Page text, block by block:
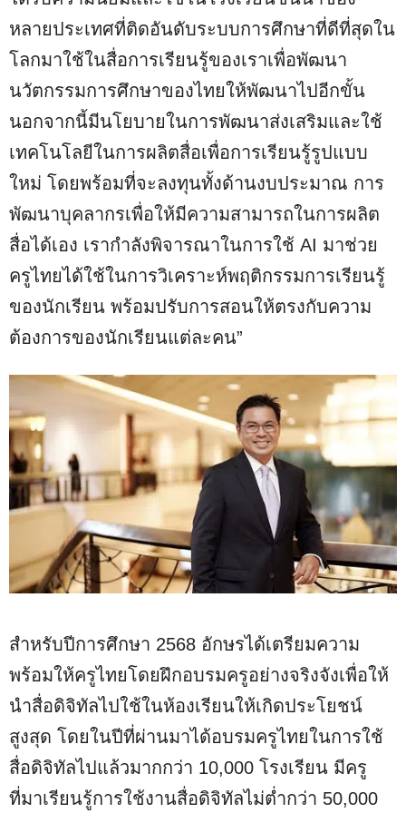
หลายประเทศที่ติดอันดับระบบการศึกษาที่ดีที่สุดใน
โลกมาใช้ในสื่อการเรียนรู้ของเราเพื่อพัฒนา
นวัตกรรมการศึกษาของไทยให้พัฒนาไปอีกขั้น
นอกจากนี้มีนโยบายในการพัฒนาส่งเสริมและใช้
เทคโนโลยีในการผลิตสื่อเพื่อการเรียนรู้รูปแบบ
ใหม่ โดยพร้อมที่จะลงทุนทั้งด้านงบประมาณ การ
พัฒนาบุคลากรเพื่อให้มีความสามารถในการผลิต
สื่อได้เอง เรากำลังพิจารณาในการใช้ AI มาช่วย
ครูไทยได้ใช้ในการวิเคราะห์พฤติกรรมการเรียนรู้
ของนักเรียน พร้อมปรับการสอนให้ตรงกับความ
ต้องการของนักเรียนแต่ละคน”
สำหรับปีการศึกษา 2568 อักษรได้เตรียมความ
พร้อมให้ครูไทยโดยฝึกอบรมครูอย่างจริงจังเพื่อให้
นำสื่อดิจิทัลไปใช้ในห้องเรียนให้เกิดประโยชน์
สูงสุด โดยในปีที่ผ่านมาได้อบรมครูไทยในการใช้
สื่อดิจิทัลไปแล้วมากกว่า 10,000 โรงเรียน มีครู
ที่มาเรียนรู้การใช้งานสื่อดิจิทัลไม่ต่ำกว่า 50,000